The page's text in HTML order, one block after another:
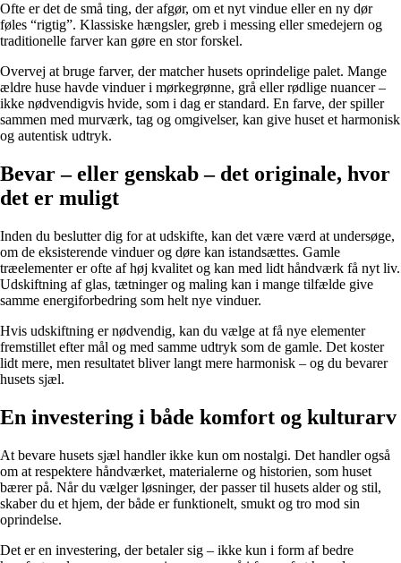
Ofte er det de små ting, der afgør, om et nyt vindue eller en ny dør
føles “rigtig”. Klassiske hængsler, greb i messing eller smedejern og
traditionelle farver kan gøre en stor forskel.
Overvej at bruge farver, der matcher husets oprindelige palet. Mange
ældre huse havde vinduer i mørkegrønne, grå eller rødlige nuancer –
ikke nødvendigvis hvide, som i dag er standard. En farve, der spiller
sammen med murværk, tag og omgivelser, kan give huset et harmonisk
og autentisk udtryk.
Bevar – eller genskab – det originale, hvor
det er muligt
Inden du beslutter dig for at udskifte, kan det være værd at undersøge,
om de eksisterende vinduer og døre kan istandsættes. Gamle
træelementer er ofte af høj kvalitet og kan med lidt håndværk få nyt liv.
Udskiftning af glas, tætninger og maling kan i mange tilfælde give
samme energiforbedring som helt nye vinduer.
Hvis udskiftning er nødvendig, kan du vælge at få nye elementer
fremstillet efter mål og med samme udtryk som de gamle. Det koster
lidt mere, men resultatet bliver langt mere harmonisk – og du bevarer
husets sjæl.
En investering i både komfort og kulturarv
At bevare husets sjæl handler ikke kun om nostalgi. Det handler også
om at respektere håndværket, materialerne og historien, som huset
bærer på. Når du vælger løsninger, der passer til husets alder og stil,
skaber du et hjem, der både er funktionelt, smukt og tro mod sin
oprindelse.
Det er en investering, der betaler sig – ikke kun i form af bedre